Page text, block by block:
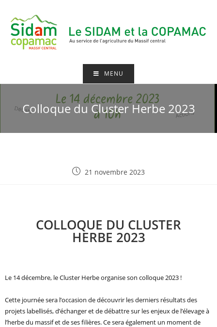
MENU
Colloque du Cluster Herbe 2023
21 novembre 2023
COLLOQUE DU CLUSTER
HERBE 2023
Le 14 décembre, le Cluster Herbe organise son colloque 2023 !
Cette journée sera l’occasion de découvrir les derniers résultats des
projets labellisés, d’échanger et de débattre sur les enjeux de l’élevage à
l’herbe du massif et de ses filières. Ce sera également un moment de